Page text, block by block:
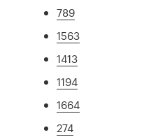
789
1563
1413
1194
1664
274